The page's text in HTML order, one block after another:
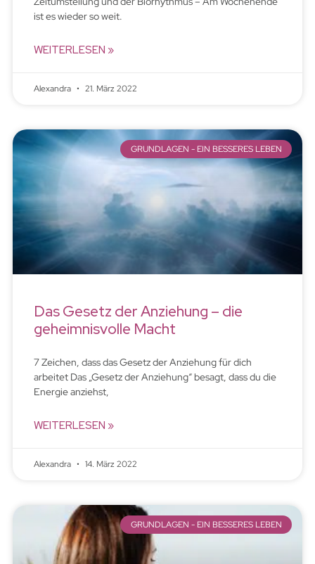
ist es wieder so weit.
WEITERLESEN »
Alexandra 21. März 2022
GRUNDLAGEN - EIN BESSERES LEBEN
Das Gesetz der Anziehung – die
geheimnisvolle Macht
7 Zeichen, dass das Gesetz der Anziehung für dich
arbeitet Das „Gesetz der Anziehung“ besagt, dass du die
Energie anziehst,
WEITERLESEN »
Alexandra 14. März 2022
GRUNDLAGEN - EIN BESSERES LEBEN